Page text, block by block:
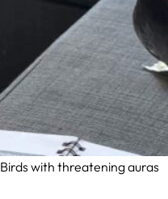
Birds with threatening auras